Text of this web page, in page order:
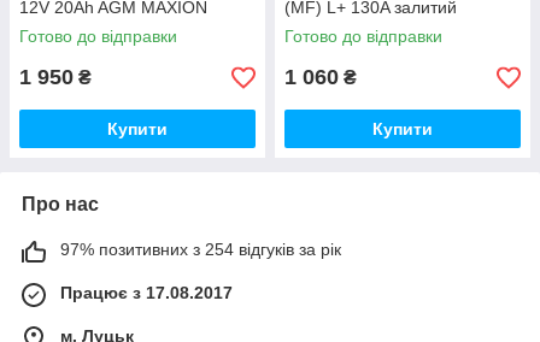
12V 20Ah AGM MAXION
Готово до відправки
1 950 ₴
Купити
(MF) L+ 130A залитий
Готово до відправки
1 060 ₴
Купити
Про нас
97% позитивних з 254 відгуків за рік
Працює з 17.08.2017
м. Луцьк